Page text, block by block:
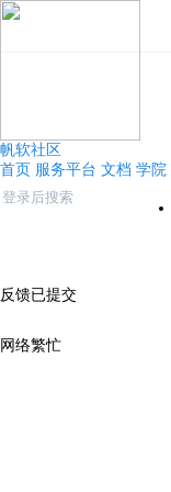
帆软社区
首页 服务平台 文档 学院
反馈已提交
网络繁忙